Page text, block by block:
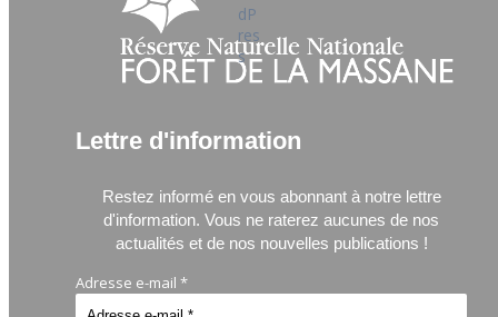
Lettre d'information
Restez informé en vous abonnant à notre lettre
d'information. Vous ne raterez aucunes de nos
actualités et de nos nouvelles publications !
Adresse e-mail *